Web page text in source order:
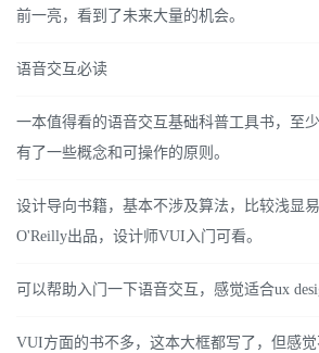
前一亮，看到了未来大量的机会。
语音交互必读
一本值得看的语音交互基础科普工具书，至
有了一些概念和可操作的原则。
设计导向书籍，基本不涉及算法，比较浅显
O'Reilly出品，设计师VUI入门可看。
可以帮助入门一下语音交互，感觉适合ux
VUI方面的书不多，这本大框都写了，但感